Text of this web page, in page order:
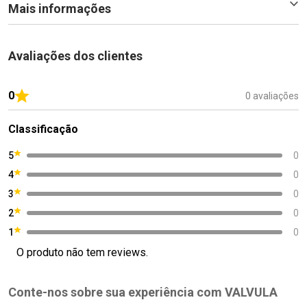
Mais informações
Avaliações dos clientes
0 0 avaliações
Classificação
5
0
4
0
3
0
2
0
1
0
O produto não tem reviews.
Conte-nos sobre sua experiência com VALVULA